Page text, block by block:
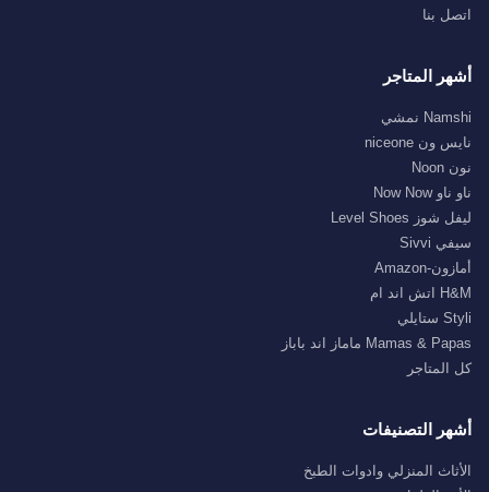
اتصل بنا
أشهر المتاجر
Namshi نمشي
نايس ون niceone
نون Noon
ناو ناو Now Now
ليفل شوز Level Shoes
سيفي Sivvi
أمازون-Amazon
H&M اتش اند ام
Styli ستايلي
Mamas & Papas ماماز اند باباز
كل المتاجر
أشهر التصنيفات
الأثاث المنزلي وادوات الطبخ